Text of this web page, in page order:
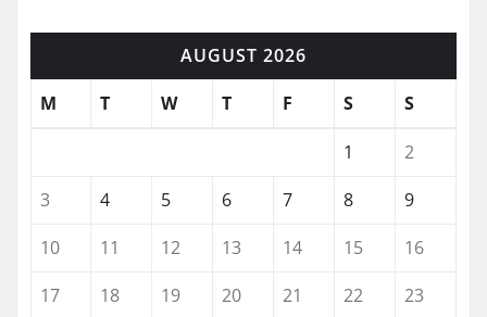
AUGUST 2026
M
T W T F S S
1
2
3
4 5 6 7 8
9
10
11 12 13 14 15
16
17
18 19 20 21 22
23